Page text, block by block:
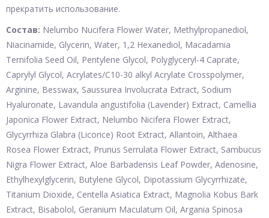
прекратить использование.
Состав: Nelumbo Nucifera Flower Water, Methylpropanediol,
Niacinamide, Glycerin, Water, 1,2 Hexanediol, Macadamia
Ternifolia Seed Oil, Pentylene Glycol, Polyglyceryl-4 Caprate,
Caprylyl Glycol, Acrylates/C10-30 alkyl Acrylate Crosspolymer,
Arginine, Besswax, Saussurea Involucrata Extract, Sodium
Hyaluronate, Lavandula angustifolia (Lavender) Extract, Camellia
Japonica Flower Extract, Nelumbo Nicifera Flower Extract,
Glycyrrhiza Glabra (Licorice) Root Extract, Allantoin, Althaea
Rosea Flower Extract, Prunus Serrulata Flower Extract, Sambucus
Nigra Flower Extract, Aloe Barbadensis Leaf Powder, Adenosine,
Ethylhexylglycerin, Butylene Glycol, Dipotassium Glycyrrhizate,
Titanium Dioxide, Centella Asiatica Extract, Magnolia Kobus Bark
Extract, Bisabolol, Geranium Maculatum Oil, Argania Spinosa